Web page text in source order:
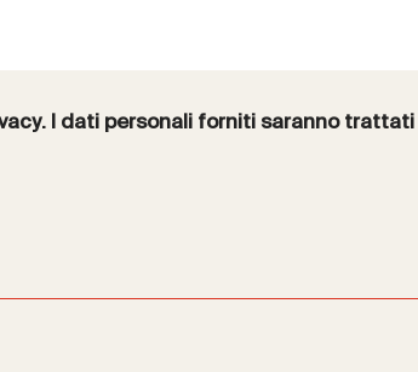
. I dati personali forniti saranno